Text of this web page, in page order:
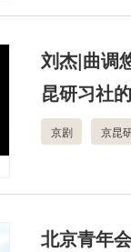
刘杰|曲调
昆研习社
京剧 京昆
北京青年